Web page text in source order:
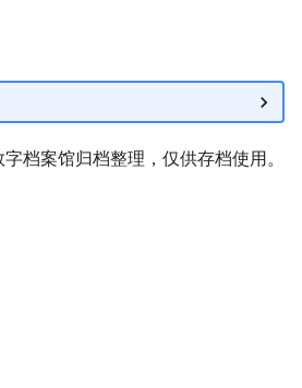
档案馆归档整理，仅供存档使用。